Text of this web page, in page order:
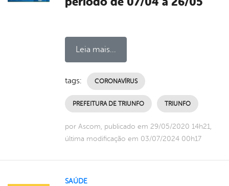
Leia mais...
tags: CORONAVÍRUS
PREFEITURA DE TRIUNFO TRIUNFO
por Ascom, publicado em 29/05/2020 14h21,
última modificação em 03/07/2024 00h17
SAÚDE